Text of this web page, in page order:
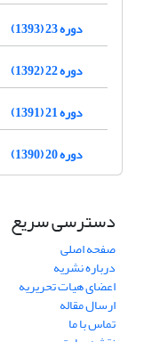
دوره 23 (1393)
دوره 22 (1392)
دوره 21 (1391)
دوره 20 (1390)
دسترسی سریع
صفحه اصلی
درباره نشریه
اعضای هیات تحریریه
ارسال مقاله
تماس با ما